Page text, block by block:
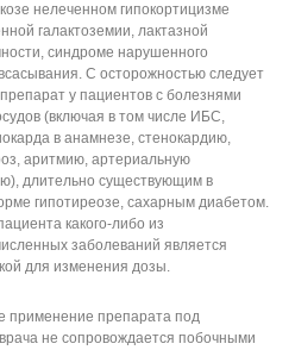
нелеченном гипокортицизме
галактоземии, лактазной
синдроме нарушенного
С осторожностью следует
у пациентов с болезнями
(включая в том числе ИБС,
в анамнезе, стенокардию,
аритмию, артериальную
длительно существующим в
гипотиреозе, сахарным диабетом.
какого-либо из
заболеваний является
для изменения дозы.
применение препарата под
не сопровождается побочными